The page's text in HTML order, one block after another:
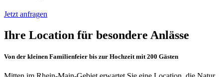
Jetzt anfragen
Ihre Location für besondere Anlässe
Von der kleinen Familienfeier bis zur Hochzeit mit 200 Gästen